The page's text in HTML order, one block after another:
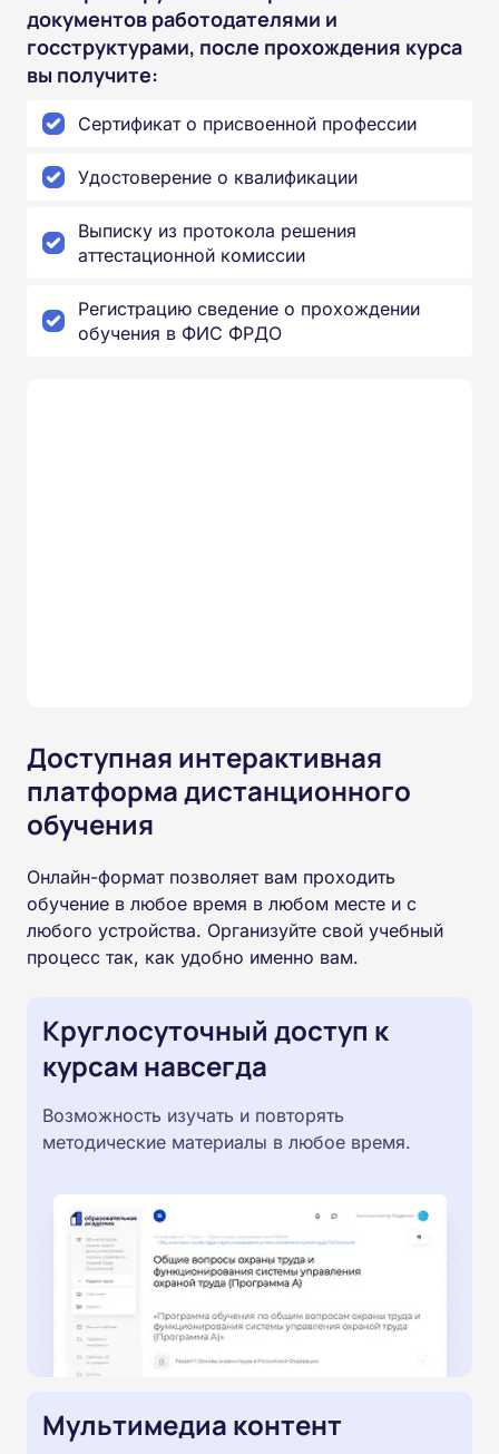
документов работодателями и
госструктурами, после прохождения курса
вы получите:
Сертификат о присвоенной профессии
Удостоверение о квалификации
Выписку из протокола решения
аттестационной комиссии
Регистрацию сведение о прохождении
обучения в ФИС ФРДО
Доступная интерактивная
платформа дистанционного
обучения
Онлайн-формат позволяет вам проходить
обучение в любое время в любом месте и с
любого устройства. Организуйте свой учебный
процесс так, как удобно именно вам.
Круглосуточный доступ к
курсам навсегда
Возможность изучать и повторять
методические материалы в любое время.
Мультимедиа контент